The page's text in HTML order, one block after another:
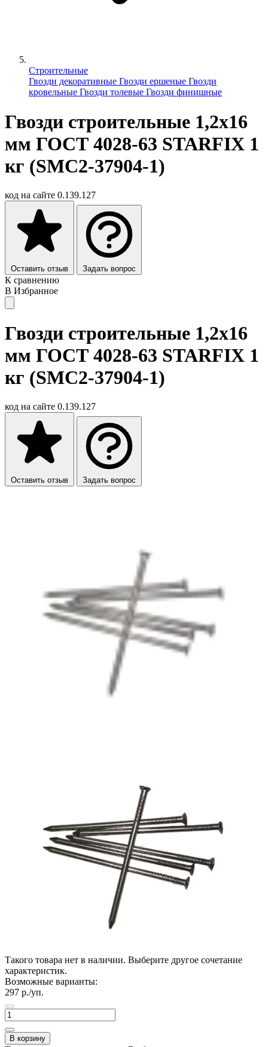
Строительные
Гвозди декоративные Гвозди ершеные Гвозди
кровельные Гвозди толевые Гвозди финишные
Гвозди строительные 1,2х16
мм ГОСТ 4028-63 STARFIX 1
кг (SMC2-37904-1)
код на сайте 0.139.127
Оставить отзыв Задать вопрос
К сравнению
В Избранное
Гвозди строительные 1,2х16
мм ГОСТ 4028-63 STARFIX 1
кг (SMC2-37904-1)
код на сайте 0.139.127
Оставить отзыв Задать вопрос
Такого товара нет в наличии. Выберите другое сочетание
характеристик.
Возможные варианты:
297 р./уп.
В корзину